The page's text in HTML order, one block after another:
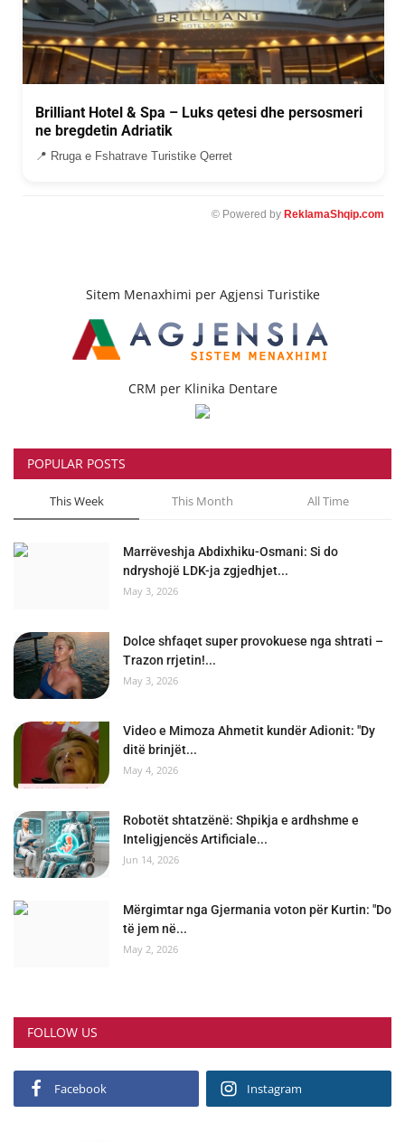
Brilliant Hotel & Spa – Luks qetesi dhe persosmeri
ne bregdetin Adriatik
📍 Rruga e Fshatrave Turistike Qerret
© Powered by ReklamaShqip.com
Sitem Menaxhimi per Agjensi Turistike
CRM per Klinika Dentare
POPULAR POSTS
This Week This Month All Time
Marrëveshja Abdixhiku-Osmani: Si do
ndryshojë LDK-ja zgjedhjet...
May 3, 2026
Dolce shfaqet super provokuese nga shtrati –
Trazon rrjetin!...
May 3, 2026
Video e Mimoza Ahmetit kundër Adionit: "Dy
ditë brinjët...
May 4, 2026
Robotët shtatzënë: Shpikja e ardhshme e
Inteligjencës Artificiale...
Jun 14, 2026
Mërgimtar nga Gjermania voton për Kurtin: "Do
të jem në...
May 2, 2026
FOLLOW US
Facebook Instagram